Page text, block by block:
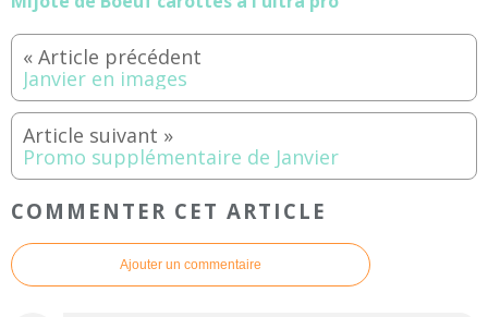
Janvier en images
Promo supplémentaire de Janvier
COMMENTER CET ARTICLE
Ajouter un commentaire